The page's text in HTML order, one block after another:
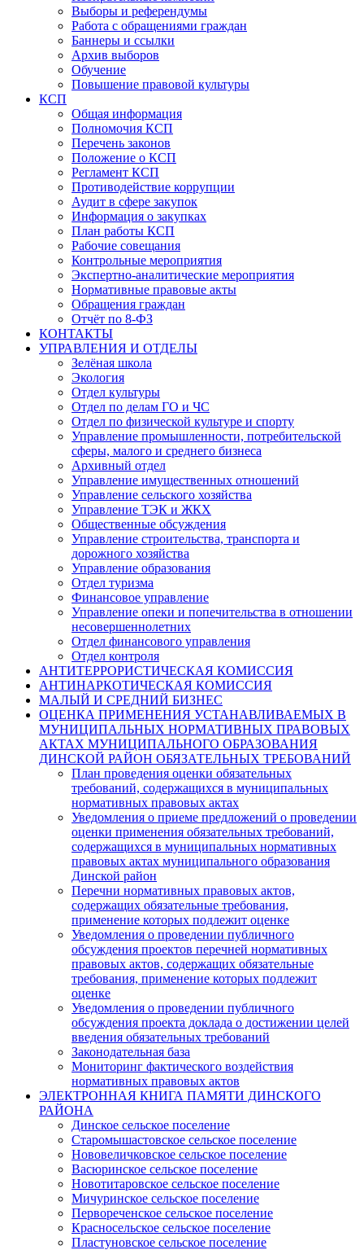
Выборы и референдумы
Работа с обращениями граждан
Баннеры и ссылки
Архив выборов
Обучение
Повышение правовой культуры
КСП
Общая информация
Полномочия КСП
Перечень законов
Положение о КСП
Регламент КСП
Противодействие коррупции
Аудит в сфере закупок
Информация о закупках
План работы КСП
Рабочие совещания
Контрольные мероприятия
Экспертно-аналитические мероприятия
Нормативные правовые акты
Обращения граждан
Отчёт по 8-ФЗ
КОНТАКТЫ
УПРАВЛЕНИЯ И ОТДЕЛЫ
Зелёная школа
Экология
Отдел культуры
Отдел по делам ГО и ЧС
Отдел по физической культуре и спорту
Управление промышленности, потребительской
сферы, малого и среднего бизнеса
Архивный отдел
Управление имущественных отношений
Управление сельского хозяйства
Управление ТЭК и ЖКХ
Общественные обсуждения
Управление строительства, транспорта и
дорожного хозяйства
Управление образования
Отдел туризма
Финансовое управление
Управление опеки и попечительства в отношении
несовершеннолетних
Отдел финансового управления
Отдел контроля
АНТИТЕРРОРИСТИЧЕСКАЯ КОМИССИЯ
АНТИНАРКОТИЧЕСКАЯ КОМИССИЯ
МАЛЫЙ И СРЕДНИЙ БИЗНЕС
ОЦЕНКА ПРИМЕНЕНИЯ УСТАНАВЛИВАЕМЫХ В
МУНИЦИПАЛЬНЫХ НОРМАТИВНЫХ ПРАВОВЫХ
АКТАХ МУНИЦИПАЛЬНОГО ОБРАЗОВАНИЯ
ДИНСКОЙ РАЙОН ОБЯЗАТЕЛЬНЫХ ТРЕБОВАНИЙ
План проведения оценки обязательных
требований, содержащихся в муниципальных
нормативных правовых актах
Уведомления о приеме предложений о проведении
оценки применения обязательных требований,
содержащихся в муниципальных нормативных
правовых актах муниципального образования
Динской район
Перечни нормативных правовых актов,
содержащих обязательные требования,
применение которых подлежит оценке
Уведомления о проведении публичного
обсуждения проектов перечней нормативных
правовых актов, содержащих обязательные
требования, применение которых подлежит
оценке
Уведомления о проведении публичного
обсуждения проекта доклада о достижении целей
введения обязательных требований
Законодательная база
Мониторинг фактического воздействия
нормативных правовых актов
ЭЛЕКТРОННАЯ КНИГА ПАМЯТИ ДИНСКОГО
РАЙОНА
Динское сельское поселение
Старомышастовское сельское поселение
Нововеличковское сельское поселение
Васюринское сельское поселение
Новотитаровское сельское поселение
Мичуринское сельское поселение
Первореченское сельское поселение
Красносельское сельское поселение
Пластуновское сельское поселение